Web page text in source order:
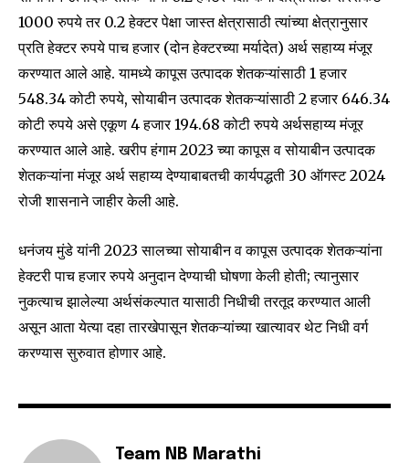
SUBSCRIBE
I've read and accept the Privacy Policy.
6,300
1000 रुपये तर 0.2 हेक्टर पेक्षा जास्त क्षेत्रासाठी त्यांच्या क्षेत्रानुसार
प्रति हेक्टर रुपये पाच हजार (दोन हेक्टरच्या मर्यादेत) अर्थ सहाय्य मंजूर
करण्यात आले आहे. यामध्ये कापूस उत्पादक शेतकऱ्यांसाठी 1 हजार
548.34 कोटी रुपये, सोयाबीन उत्पादक शेतकऱ्यांसाठी 2 हजार 646.34
कोटी रुपये असे एकूण 4 हजार 194.68 कोटी रुपये अर्थसहाय्य मंजूर
करण्यात आले आहे. खरीप हंगाम 2023 च्या कापूस व सोयाबीन उत्पादक
शेतकऱ्यांना मंजूर अर्थ सहाय्य देण्याबाबतची कार्यपद्धती 30 ऑगस्ट 2024
रोजी शासनाने जाहीर केली आहे.
धनंजय मुंडे यांनी 2023 सालच्या सोयाबीन व कापूस उत्पादक शेतकऱ्यांना
हेक्टरी पाच हजार रुपये अनुदान देण्याची घोषणा केली होती; त्यानुसार
नुकत्याच झालेल्या अर्थसंकल्पात यासाठी निधीची तरतूद करण्यात आली
असून आता येत्या दहा तारखेपासून शेतकऱ्यांच्या खात्यावर थेट निधी वर्ग
करण्यास सुरुवात होणार आहे.
Team NB Marathi